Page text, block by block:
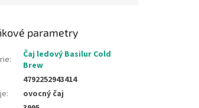
parametry
:
Čaj ledový Basilur Cold
Brew
4792252943414
:
ovocný čaj